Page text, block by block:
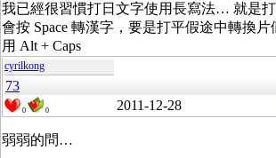
我已經很習慣打日文字使用長寫法… 就是
會按 Space 轉漢字，要是打平假途中轉換
用 Alt + Caps
cyrilkong
73
0 0 2011-12-28
弱弱的問…